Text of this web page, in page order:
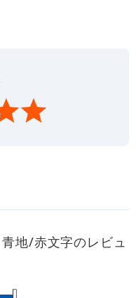
地/赤文字のレビュ